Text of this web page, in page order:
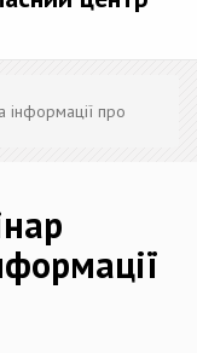
інформації про